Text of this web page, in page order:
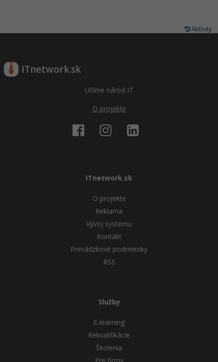
Aktivity
ITnetwork.sk
Učíme národ IT
O projekte
ITnetwork.sk
O projekte
Reklama
Vývoj systému
Kontakt
Prevádzkové podmienky
RSS
Služby
E-learning
Rekvalifikácie
Školenia
Pre firmy